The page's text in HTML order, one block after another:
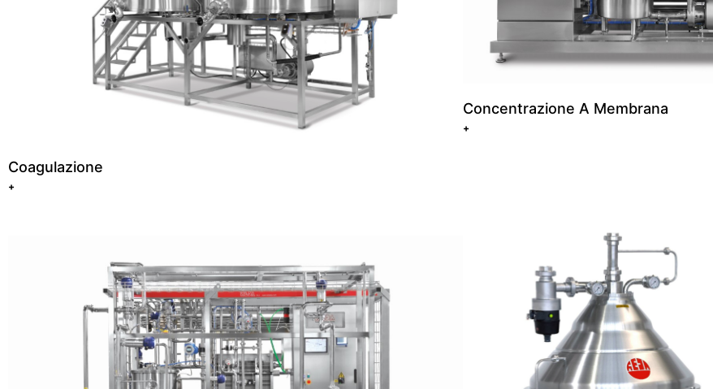
Coagulazione
+
Concentrazione A Membrana
+